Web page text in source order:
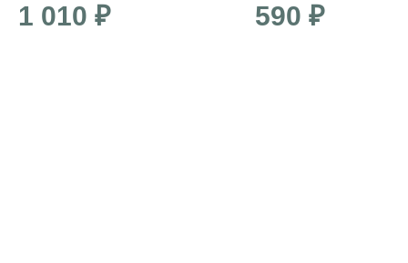
1 010 ₽ 590 ₽